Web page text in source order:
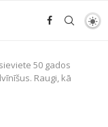
50 gados
Raugi, kā